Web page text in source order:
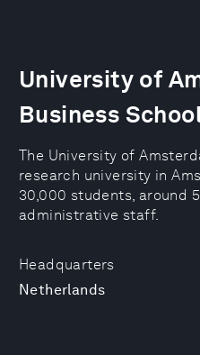
Headquarters
Netherlands
University of
Business
The University of
research university in
30,000 students, around
administrative staff.